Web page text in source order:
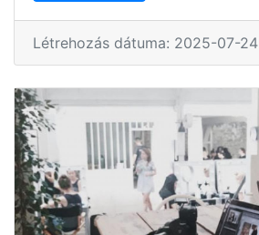
Létrehozás dátuma: 2025-07-24